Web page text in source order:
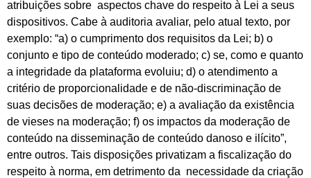
atribuições sobre aspectos chave do respeito à Lei a seus
dispositivos. Cabe à auditoria avaliar, pelo atual texto, por
exemplo: “a) o cumprimento dos requisitos da Lei; b) o
conjunto e tipo de conteúdo moderado; c) se, como e quanto
a integridade da plataforma evoluiu; d) o atendimento a
critério de proporcionalidade e de não-discriminação de
suas decisões de moderação; e) a avaliação da existência
de vieses na moderação; f) os impactos da moderação de
conteúdo na disseminação de conteúdo danoso e ilícito”,
entre outros. Tais disposições privatizam a fiscalização do
respeito à norma, em detrimento da necessidade da criação